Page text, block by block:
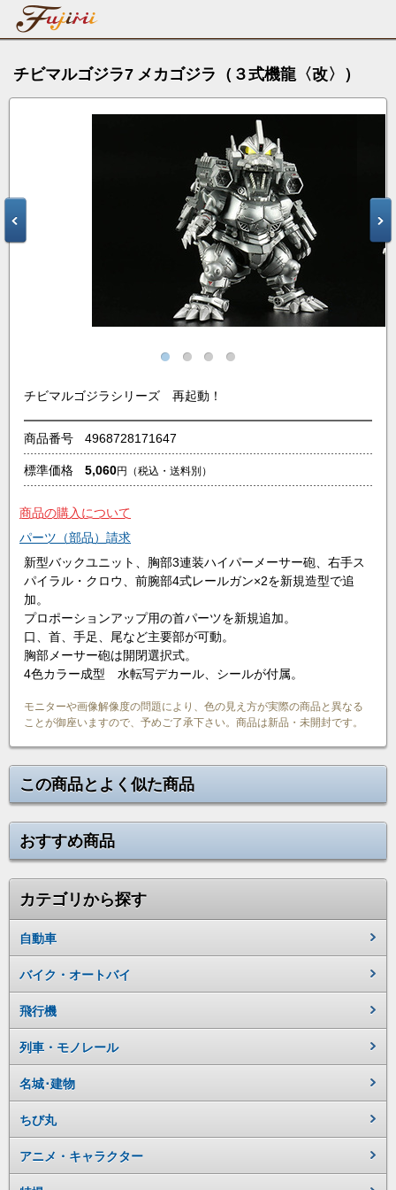
チビマルゴジラ7 メカゴジラ（３式機龍〈改〉）
チビマルゴジラシリーズ 再起動！
商品番号 4968728171647
標準価格 5,060円 （税込・送料別）
商品の購入について
パーツ（部品）請求
新型バックユニット、胸部3連装ハイパーメーサー砲、右手ス
パイラル・クロウ、前腕部4式レールガン×2を新規造型で追
加。
プロポーションアップ用の首パーツを新規追加。
口、首、手足、尾など主要部が可動。
胸部メーサー砲は開閉選択式。
4色カラー成型 水転写デカール、シールが付属。
モニターや画像解像度の問題により、色の見え方が実際の商品と異なる
ことが御座いますので、予めご了承下さい。商品は新品・未開封です。
この商品とよく似た商品
おすすめ商品
カテゴリから探す
自動車
バイク・オートバイ
飛行機
列車・モノレール
名城･建物
ちび丸
アニメ・キャラクター